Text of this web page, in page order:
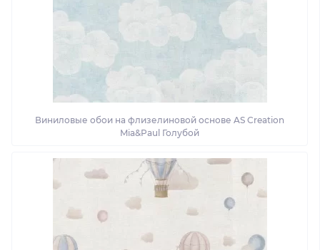
Виниловые обои на флизелиновой основе AS Creation
Mia&Paul Голубой